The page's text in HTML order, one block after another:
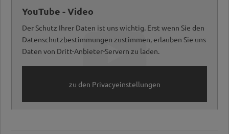
YouTube - Video
Der Schutz Ihrer Daten ist uns wichtig. Erst wenn Sie den
Datenschutzbestimmungen zustimmen, erlauben Sie uns
Daten von Dritt-Anbieter-Servern zu laden.
zu den Privacyeinstellungen